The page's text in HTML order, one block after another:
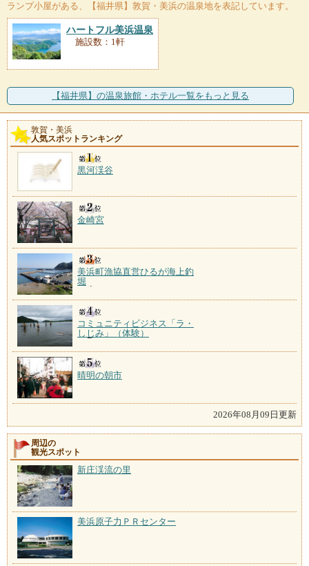
ランプ小屋がある、【福井県】敦賀・美浜の温泉地を表記しています。
ハートフル美浜温泉
施設数：1軒
【福井県】の温泉旅館・ホテル一覧をもっと見る
敦賀・美浜
人気スポットランキング
黒河渓谷
金崎宮
美浜町漁協直営ひるが海上釣
堀
コミュニティビジネス「ラ・
しじみ」（体験）
晴明の朝市
2026年08月09日更新
周辺の
観光スポット
新庄渓流の里
美浜原子力ＰＲセンター